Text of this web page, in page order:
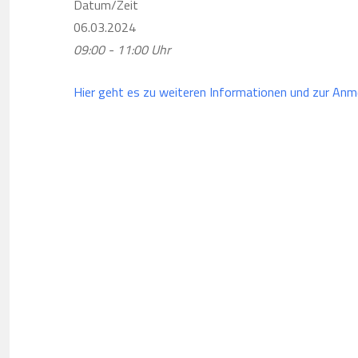
Datum/Zeit
06.03.2024
09:00 - 11:00 Uhr
Hier geht es zu weiteren Informationen und zur